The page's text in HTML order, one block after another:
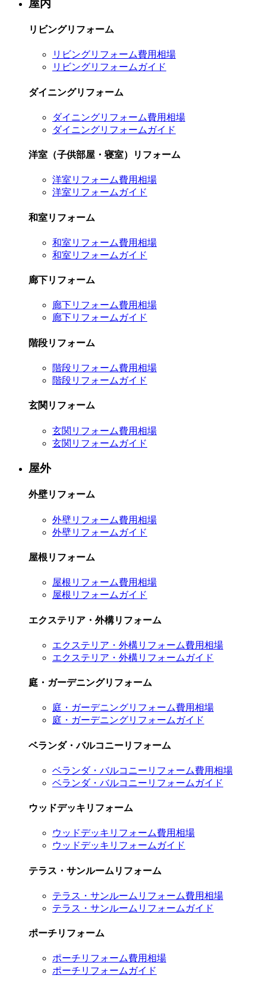
屋内
リビングリフォーム
リビングリフォーム費用相場
リビングリフォームガイド
ダイニングリフォーム
ダイニングリフォーム費用相場
ダイニングリフォームガイド
洋室（子供部屋・寝室）リフォーム
洋室リフォーム費用相場
洋室リフォームガイド
和室リフォーム
和室リフォーム費用相場
和室リフォームガイド
廊下リフォーム
廊下リフォーム費用相場
廊下リフォームガイド
階段リフォーム
階段リフォーム費用相場
階段リフォームガイド
玄関リフォーム
玄関リフォーム費用相場
玄関リフォームガイド
屋外
外壁リフォーム
外壁リフォーム費用相場
外壁リフォームガイド
屋根リフォーム
屋根リフォーム費用相場
屋根リフォームガイド
エクステリア・外構リフォーム
エクステリア・外構リフォーム費用相場
エクステリア・外構リフォームガイド
庭・ガーデニングリフォーム
庭・ガーデニングリフォーム費用相場
庭・ガーデニングリフォームガイド
ベランダ・バルコニーリフォーム
ベランダ・バルコニーリフォーム費用相場
ベランダ・バルコニーリフォームガイド
ウッドデッキリフォーム
ウッドデッキリフォーム費用相場
ウッドデッキリフォームガイド
テラス・サンルームリフォーム
テラス・サンルームリフォーム費用相場
テラス・サンルームリフォームガイド
ポーチリフォーム
ポーチリフォーム費用相場
ポーチリフォームガイド